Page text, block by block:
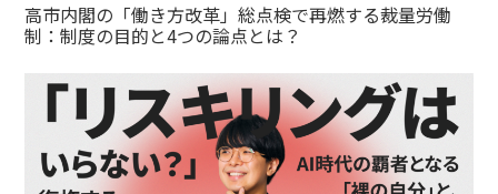
高市内閣の「働き方改革」総点検で再燃する裁量労働
制：制度の目的と4つの論点とは？